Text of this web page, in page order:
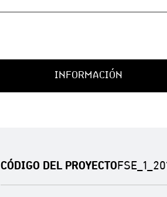
INFORMACIÓN
CÓDIGO DEL PROYECTO